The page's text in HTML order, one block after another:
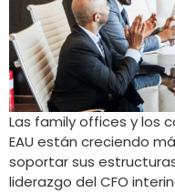
Las family offices y los
EAU están creciendo
soportar sus
liderazgo del CFO